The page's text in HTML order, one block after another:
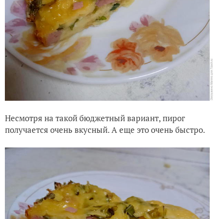
Несмотря на такой бюджетный вариант, пирог
получается очень вкусный. А еще это очень быстро.